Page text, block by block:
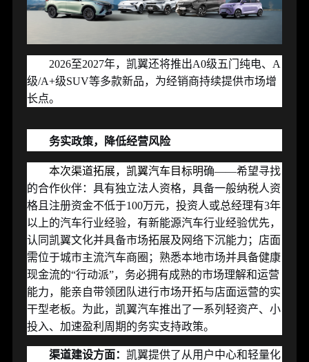
2026至2027年，凯翼还将推出A0级五门纯电、 A
级/A+级SUV等多款新品，为经销商持续提供市场增
长点。
务实政策，降低经营风险
本次渠道拓展，凯翼汽车目标明确——希望寻找
的合作伙伴：具有独立法人资格，具备一般纳税人资
格且注册资金不低于100万元，投资人或总经理有3年
以上的汽车行业经验，有新能源汽车行业经验优先，
认同凯翼文化并具备市场拓展及网络下沉能力；店面
需位于城市主流汽车商圈；熟悉本地市场并具备健康
现金流的“行动派”，务必拥有成熟的市场理解和运营
能力，能亲自带领团队进行市场开拓与店面运营的实
干型老板。为此，凯翼汽车推出了一系列轻资产、小
投入、加速盈利周期的务实支持政策。
渠道建设方面： 凯翼提供了从用户中心和轻量化